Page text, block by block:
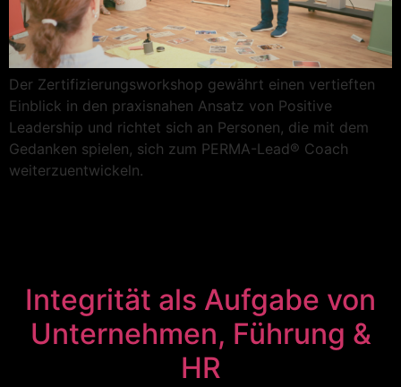
Der Zertifizierungsworkshop gewährt einen vertieften
Einblick in den praxisnahen Ansatz von Positive
Leadership und richtet sich an Personen, die mit dem
Gedanken spielen, sich zum PERMA-Lead® Coach
weiterzuentwickeln.
Integrität als Aufgabe von
Unternehmen, Führung &
HR